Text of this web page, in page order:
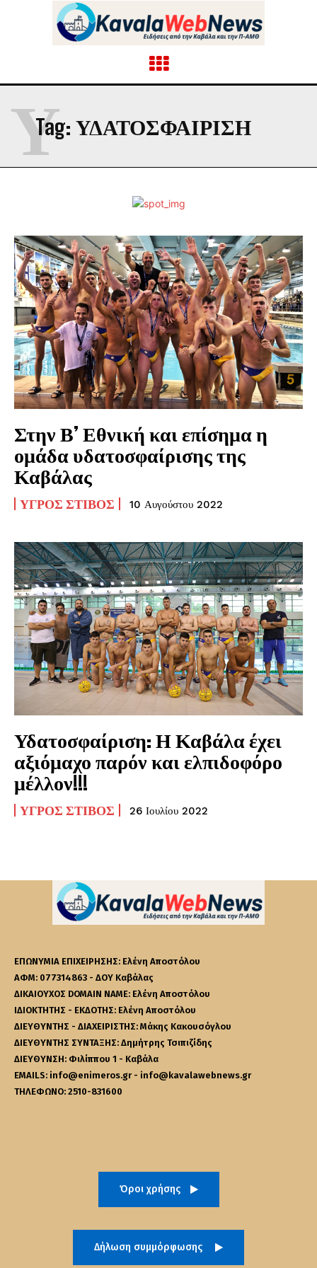
Tag: ΥΔΑΤΟΣΦΑΊΡΙΣΗ
Υ
Στην Β’ Εθνική και επίσημα η
ομάδα υδατοσφαίρισης της
Καβάλας
ΥΓΡΌΣ ΣΤΊΒΟΣ 10 Αυγούστου 2022
Υδατοσφαίριση: Η Καβάλα έχει
αξιόμαχο παρόν και ελπιδοφόρο
μέλλον!!!
ΥΓΡΌΣ ΣΤΊΒΟΣ 26 Ιουλίου 2022
ΕΠΩΝΥΜΙΑ ΕΠΙΧΕΙΡΗΣΗΣ: Ελένη Αποστόλου
ΑΦΜ: 077314863 - ΔΟΥ Καβάλας
ΔΙΚΑΙΟΥΧΟΣ DOMAIN NAME: Ελένη Αποστόλου
ΙΔΙΟΚΤΗΤΗΣ - ΕΚΔΟΤΗΣ: Ελένη Αποστόλου
ΔΙΕΥΘΥΝΤΗΣ - ΔΙΑΧΕΙΡΙΣΤΗΣ: Μάκης Κακουσόγλου
ΔΙΕΥΘΥΝΤΗΣ ΣΥΝΤΑΞΗΣ: Δημήτρης Τσιπιζίδης
ΔΙΕΥΘΥΝΣΗ: Φιλίππου 1 - Καβάλα
EMAILS: info@enimeros.gr - info@kavalawebnews.gr
ΤΗΛΕΦΩΝΟ: 2510-831600
Όροι χρήσης
Δήλωση συμμόρφωσης